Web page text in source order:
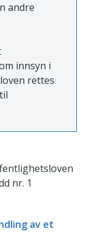
andre
innsyn i
rettes
nr. 1
av et